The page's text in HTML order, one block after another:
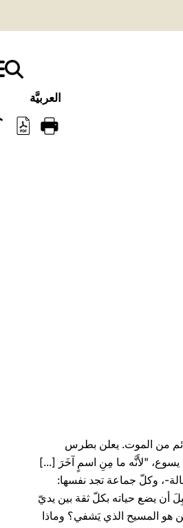
العربيَّة
FRANÇAIS
من الموت. يعلن بطرس
يسوع، "لأَنَّه ما مِنِ اسمٍ آخَرَ [...]
الحالة-، وكلّ جماعة تجد نفسها:
أن يضع حياته بكلّ ثقة بين يديّ
المَسيحِ النَّاصِريِّ [...] يَقِفُ أَمامَكم ذاك الرَّجُلُ مُعافًى" (آية 10). ولكن من هو المسيح الذي يَشفي؟ وماذا